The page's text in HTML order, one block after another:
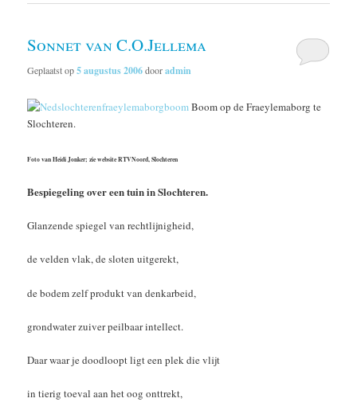
Sonnet van C.O.Jellema
Geplaatst op5 augustus 2006dooradmin
Boom op de Fraeylemaborg te
Slochteren.
Foto van Heidi Jonker; zie website RTVNoord, Slochteren
Bespiegeling over een tuin in Slochteren.
Glanzende spiegel van rechtlijnigheid,
de velden vlak, de sloten uitgerekt,
de bodem zelf produkt van denkarbeid,
grondwater zuiver peilbaar intellect.
Daar waar je doodloopt ligt een plek die vlijt
in tierig toeval aan het oog onttrekt,